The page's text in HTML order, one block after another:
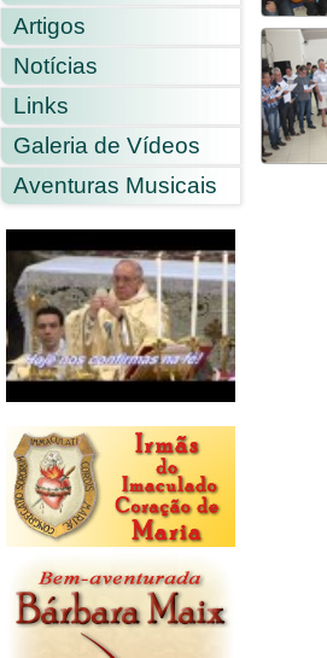
Artigos
Notícias
Links
Galeria de Vídeos
Aventuras Musicais